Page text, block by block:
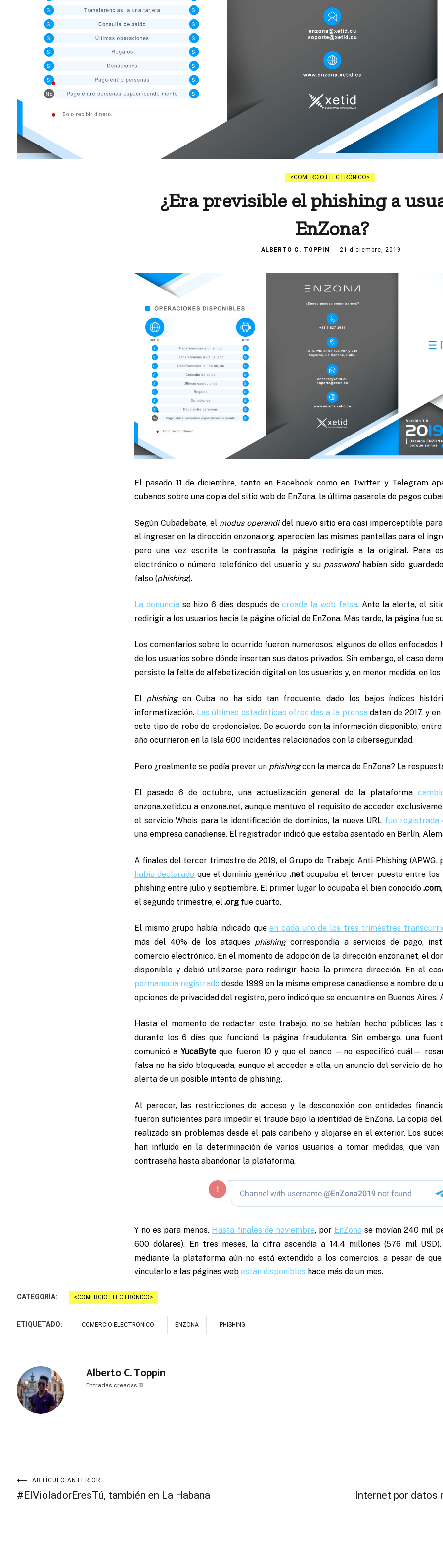
COMERCIO ELECTRÓNICO
¿Era previsible el phishing a
EnZona?
ALBERTO C. TOPPIN 21 diciembre, 2019
El pasado 11 de diciembre, tanto en Facebook como en Twitter y Telegram
cubanos sobre una copia del sitio web de EnZona, la última pasarela de pagos
Según Cubadebate, el modus operandidel nuevo sitio era casi imperceptible para
al ingresar en la dirección enzona.org, aparecían las mismas pantallas para el
pero una vez escrita la contraseña, la página redirigía a la original. Para
electrónico o número telefónico del usuario y su passwordhabían sido
falso (phishing).
La denuncia se hizo 6 días después decreada la web falsa. Ante la alerta, el
redirigir a los usuarios hacia la página oficial de EnZona. Más tarde, la página fue
Los comentarios sobre lo ocurrido fueron numerosos, algunos de ellos enfocados
de los usuarios sobre dónde insertan sus datos privados. Sin embargo, el caso
persiste la falta de alfabetización digital en los usuarios y, en menor medida, en
El phishingen Cuba no ha sido tan frecuente, dado los bajos índices
informatización. Las últimas estadísticas ofrecidas a la prensa datan de 2017, y
este tipo de robo de credenciales. De acuerdo con la información disponible,
año ocurrieron en la Isla 600 incidentes relacionados con la ciberseguridad.
Pero ¿realmente se podía prever un phishingcon la marca de EnZona? La
El pasado 6 de octubre, una actualización general de la plataforma
enzona.xetid.cu a enzona.net, aunque mantuvo el requisito de acceder
el servicio Whois para la identificación de dominios, la nueva URL fue registrada
una empresa canadiense. El registrador indicó que estaba asentado en Berlín,
A finales del tercer trimestre de 2019, el Grupo de Trabajo Anti-Phishing (APWG,
había declarado que el dominio genérico .netocupaba el tercer puesto entre los
phishing entre julio y septiembre. El primer lugar lo ocupaba el bien conocido .com
el segundo trimestre, el .orgfue cuarto.
El mismo grupo había indicado queen cada uno de los tres trimestres
más del 40% de los ataques phishingcorrespondía a servicios de pago,
comercio electrónico. En el momento de adopción de la dirección enzona.net, el
disponible y debió utilizarse para redirigir hacia la primera dirección. En el
permanecía registrado desde 1999 en la misma empresa canadiense a nombre de
opciones de privacidad del registro, pero indicó que se encuentra en Buenos Aires,
Hasta el momento de redactar este trabajo, no se habían hecho públicas las
durante los 6 días que funcionó la página fraudulenta. Sin embargo, una
comunicó a YucaByteque fueron 10 y que el banco —no especificó cuál—
falsa no ha sido bloqueada, aunque al acceder a ella, un anuncio del servicio de
alerta de un posible intento de phishing.
Al parecer, las restricciones de acceso y la desconexión con entidades
fueron suficientes para impedir el fraude bajo la identidad de EnZona. La copia
realizado sin problemas desde el país caribeño y alojarse en el exterior. Los
han influido en la determinación de varios usuarios a tomar medidas, que
contraseña hasta abandonar la plataforma.
Y no es para menos. Hasta finales de noviembre, por EnZona se movían 240 mil
600 dólares). En tres meses, la cifra ascendía a 14.4 millones (576 mil
mediante la plataforma aún no está extendido a los comercios, a pesar de
vincularlo a las páginas web están disponibles hace más de un mes.
CATEGORÍA: COMERCIO ELECTRÓNICO
ETIQUETADO: COMERCIO ELECTRÓNICO ENZONA PHISHING
Alberto C. Toppin
Entradas creadas 11
Navegación
entradas
ARTÍCULO ANTERIOR
#ElVioladorEresTú, también en La Habana Internet por datos